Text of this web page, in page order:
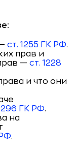
ст. 1255 ГК РФ.
прав и
— ст. 1228
и что они
ГК РФ.
на
.